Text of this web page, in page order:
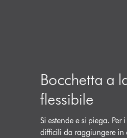
Bocchetta a
flessibile
Si estende e si piega. Per
difficili da raggiungere in